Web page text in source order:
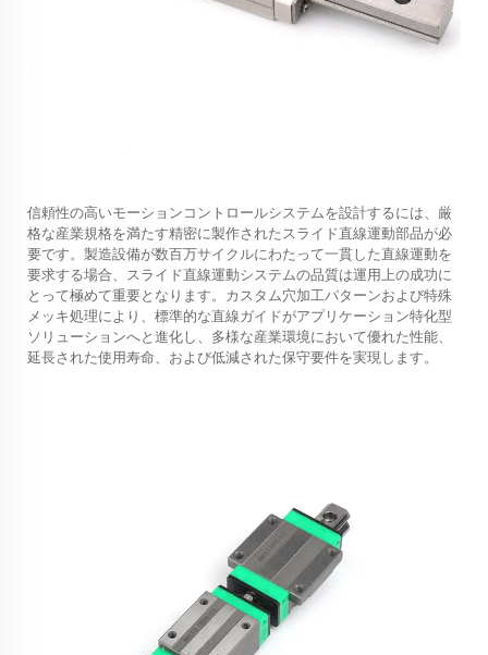
信頼性の高いモーションコントロールシステムを設計するには、厳
格な産業規格を満たす精密に製作されたスライド直線運動部品が必
要です。製造設備が数百万サイクルにわたって一貫した直線運動を
要求する場合、スライド直線運動システムの品質は運用上の成功に
とって極めて重要となります。カスタム穴加工パターンおよび特殊
メッキ処理により、標準的な直線ガイドがアプリケーション特化型
ソリューションへと進化し、多様な産業環境において優れた性能、
延長された使用寿命、および低減された保守要件を実現します。